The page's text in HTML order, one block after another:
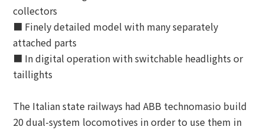
collectors
■ Finely detailed model with many separately
attached parts
■ In digital operation with switchable headlights or
taillights
The Italian state railways had ABB technomasio build
20 dual-system locomotives in order to use them in